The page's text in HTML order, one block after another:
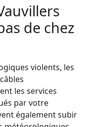
de chez
violents, les
les services
par votre
également subir